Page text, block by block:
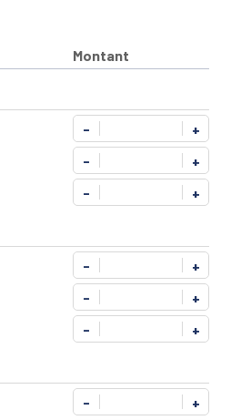
Montant
-
+
-
+
- +
-
+
-
+
- +
-
+